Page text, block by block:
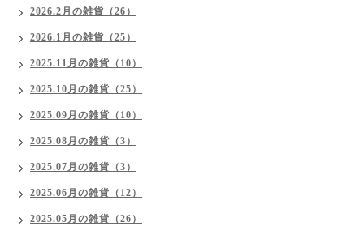
2026.2月の雑貨（26）
2026.1月の雑貨（25）
2025.11月の雑貨（10）
2025.10月の雑貨（25）
2025.09月の雑貨（10）
2025.08月の雑貨（3）
2025.07月の雑貨（3）
2025.06月の雑貨（12）
2025.05月の雑貨（26）